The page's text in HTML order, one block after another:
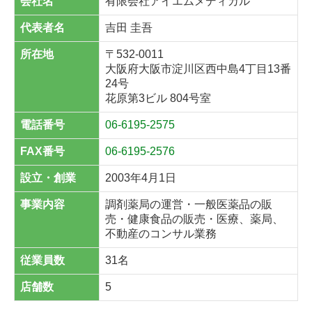
代表者名 吉田 圭吾
所在地
〒532-0011
大阪府大阪市淀川区西中島4丁目13番
24号
花原第3ビル 804号室
電話番号 06-6195-2575
FAX番号 06-6195-2576
設立・創業 2003年4月1日
事業内容
調剤薬局の運営・一般医薬品の販
売・健康食品の販売・医療、薬局、
不動産のコンサル業務
従業員数 31名
店舗数 5